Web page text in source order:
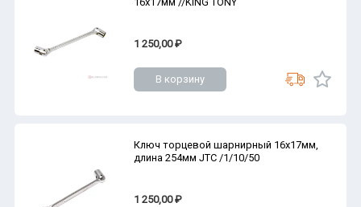
1 250,00 ₽
В корзину
Ключ торцевой шарнирный 16х17мм,
длина 254мм JTC /1/10/50
1 250,00 ₽